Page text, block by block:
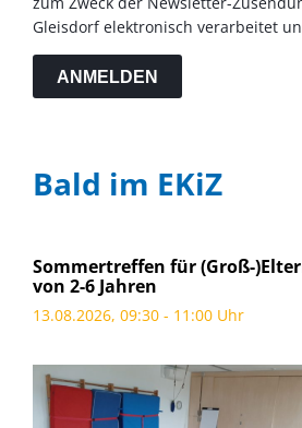
Gleisdorf elektronisch verarbeitet
ANMELDEN
Bald im EKiZ
Sommertreffen für (Groß-
von 2-6 Jahren
13.08.2026, 09:30 - 11:00 Uhr